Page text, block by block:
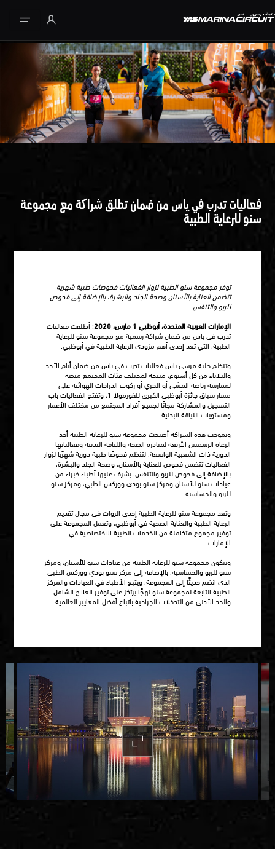
تخطي إلى المحتوى الرئيسي
فعاليات تدرب في ياس من ضمان تطلق شراكة مع مجموعة
سنو للرعاية الطبية
توفر مجموعة سنو الطبية لزوار الفعاليات فحوصات طبية شهرية
تتضمن العناية بالأسنان وصحة الجلد والبشرة، بالإضافة إلى فحوص
للربو والتنفس
الإمارات العربية المتحدة، أبوظبي 1 مارس، 2020
: أطلقت فعاليات
تدرب في ياس من ضمان شراكة رسمية مع مجموعة سنو للرعاية
الطبية، التي تعد إحدى أهم مزودي الرعاية الطبية في أبوظبي.
وتنظم حلبة مرسى ياس فعاليات تدرب في ياس من ضمان أيام الأحد
والثلاثاء من كل أسبوع، متيحة لمختلف فئات المجتمع منصة
لممارسة رياضة المشي أو الجري أو ركوب الدراجات الهوائية على
مسار سباق جائزة أبوظبي الكبرى للفورمولا 1، وتفتح الفعاليات باب
التسجيل والمشاركة مجانًا لجميع أفراد المجتمع من مختلف الأعمار
ومستويات اللياقة البدنية.
وبموجب هذه الشراكة أصبحت مجموعة سنو للرعاية الطبية أحد
الرعاة الرسميين الأربعة لمبادرة الصحة واللياقة البدنية وفعالياتها
الدورية ذات الشعبية الواسعة، لتنظم فحوصًا طبية دورية شهرًيا لزوار
الفعاليات تتضمن فحوص للعناية بالأسنان، وصحة الجلد والبشرة،
بالإضافة إلى فحوص للربو والتنفس، يشرف عليها أطباء خبراء من
عيادات سنو للأسنان ومركز سنو بودي ووركس الطبي، ومركز سنو
للربو والحساسية.
وتعد مجموعة سنو للرعاية الطبية إحدى الروات في مجال تقديم
الرعاية الطبية والعناية الصحية في أبوظبي، وتعمل المجموعة على
توفير مجموع متكاملة من الخدمات الطبية الاختصاصية في
الإمارات.
وتتكون مجموعة سنو للرعاية الطبية من عيادات سنو للأسنان، ومركز
سنو للربو والحساسية، بالإضافة إلى مركز سنو بودي ووركس الطبي
الذي انضم حديثًا إلى المجموعة، ويتبع الأطباء في العيادات والمركز
الطبية التابعة لمجموعة سنو نهجًا يرتكز على توفير العلاج الشامل
والحد الأدنى من التدخلات الجراحية باتباع أفضل المعايير العالمية.